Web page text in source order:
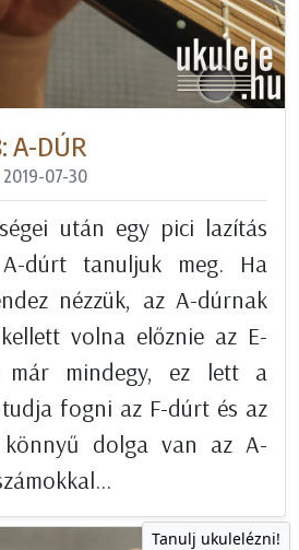
A-DÚR
2019-07-30
után egy pici lazítás
dúrt tanuljuk meg. Ha
nézzük, az A-dúrnak
volna előznie az E-
mindegy, ez lett a
fogni az F-dúrt és az
dolga van az A-
Tanulj ukulelézni!